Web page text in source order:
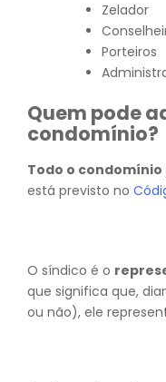
Zelador
Porteiros
Quem pode
condomínio?
Todo o
está previsto no
O síndico é o
que significa que,
ou não), ele